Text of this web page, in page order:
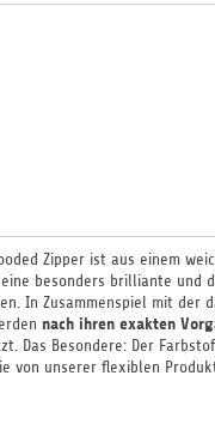
Zipper ist aus einem
besonders brilliante und
In Zusammenspiel mit der
nach ihren exakten
Das Besondere: Der
von unserer flexiblen